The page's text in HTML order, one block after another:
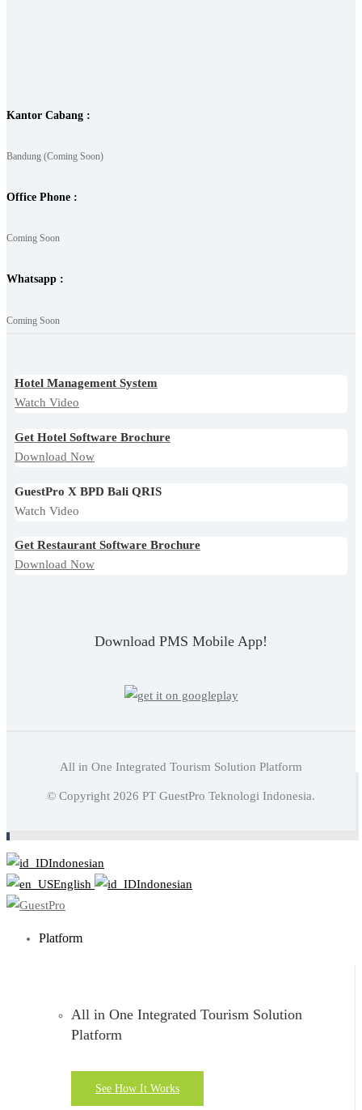
Kantor Cabang :
Bandung (Coming Soon)
Office Phone :
Coming Soon
Whatsapp :
Coming Soon
Hotel Management System
Watch Video
Get Hotel Software Brochure
Download Now
GuestPro X BPD Bali QRIS
Watch Video
Get Restaurant Software Brochure
Download Now
Download PMS Mobile App!
All in One Integrated Tourism Solution Platform
© Copyright 2026 PT GuestPro Teknologi Indonesia.
Baca juga: Personalisasi Pengalaman Tamu: Menciptakan
Indonesian
English
Indonesian
Platform
All in One Integrated Tourism Solution
Platform
See How It Works